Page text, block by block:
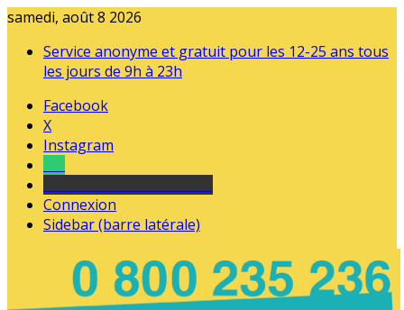
samedi, août 8 2026
Service anonyme et gratuit pour les 12-25 ans tous
les jours de 9h à 23h
Facebook
X
Instagram
Connexion
Sidebar (barre latérale)